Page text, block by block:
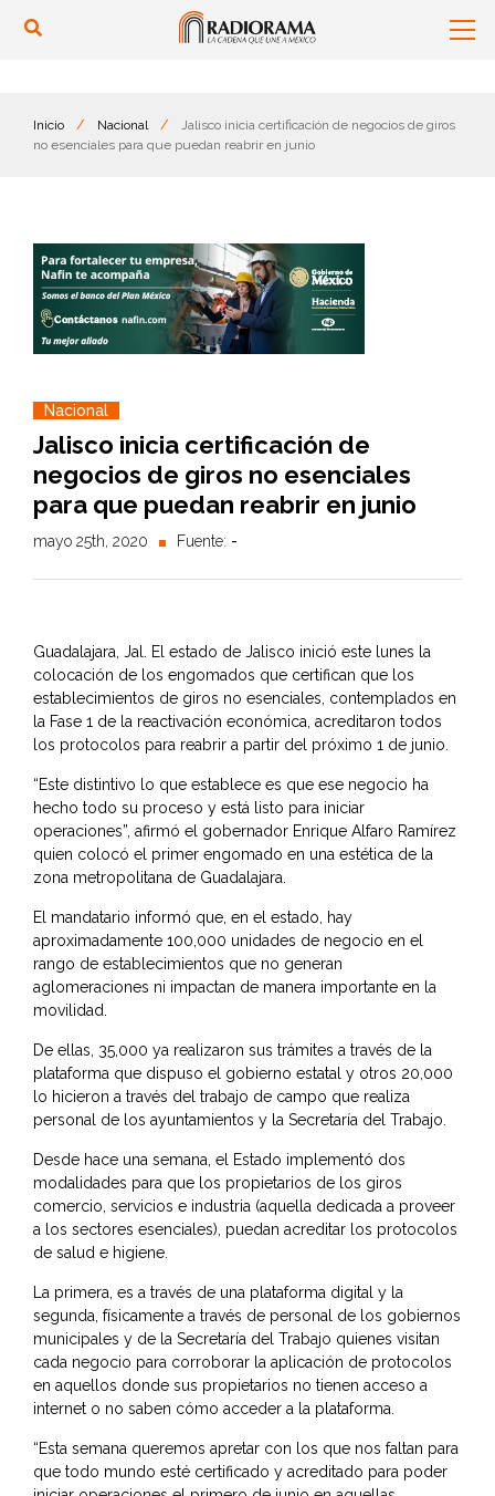
Inicio / Nacional /
Jalisco inicia certificación de negocios de giros
no esenciales para que puedan reabrir en junio
Nacional
Jalisco inicia certificación de
negocios de giros no esenciales
para que puedan reabrir en junio
mayo 25th, 2020 Fuente: -
Guadalajara, Jal. El estado de Jalisco inició este lunes la
colocación de los engomados que certifican que los
establecimientos de giros no esenciales, contemplados en
la Fase 1 de la reactivación económica, acreditaron todos
los protocolos para reabrir a partir del próximo 1 de junio.
“Este distintivo lo que establece es que ese negocio ha
hecho todo su proceso y está listo para iniciar
operaciones”, afirmó el gobernador Enrique Alfaro Ramírez
quien colocó el primer engomado en una estética de la
zona metropolitana de Guadalajara.
El mandatario informó que, en el estado, hay
aproximadamente 100,000 unidades de negocio en el
rango de establecimientos que no generan
aglomeraciones ni impactan de manera importante en la
movilidad.
De ellas, 35,000 ya realizaron sus trámites a través de la
plataforma que dispuso el gobierno estatal y otros 20,000
lo hicieron a través del trabajo de campo que realiza
personal de los ayuntamientos y la Secretaría del Trabajo.
Desde hace una semana, el Estado implementó dos
modalidades para que los propietarios de los giros
comercio, servicios e industria (aquella dedicada a proveer
a los sectores esenciales), puedan acreditar los protocolos
de salud e higiene.
La primera, es a través de una plataforma digital y la
segunda, físicamente a través de personal de los gobiernos
municipales y de la Secretaría del Trabajo quienes visitan
cada negocio para corroborar la aplicación de protocolos
en aquellos donde sus propietarios no tienen acceso a
internet o no saben cómo acceder a la plataforma.
“Esta semana queremos apretar con los que nos faltan para
que todo mundo esté certificado y acreditado para poder